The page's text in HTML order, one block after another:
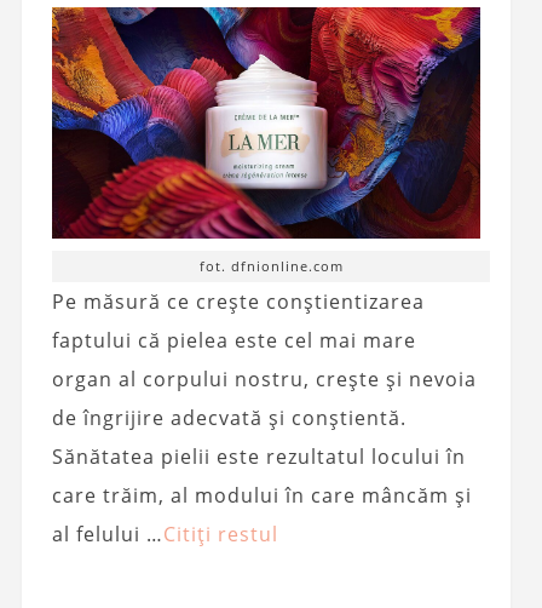
fot. dfnionline.com
Pe măsură ce crește conștientizarea
faptului că pielea este cel mai mare
organ al corpului nostru, crește și nevoia
de îngrijire adecvată și conștientă.
Sănătatea pielii este rezultatul locului în
care trăim, al modului în care mâncăm și
al felului …Citiți restul